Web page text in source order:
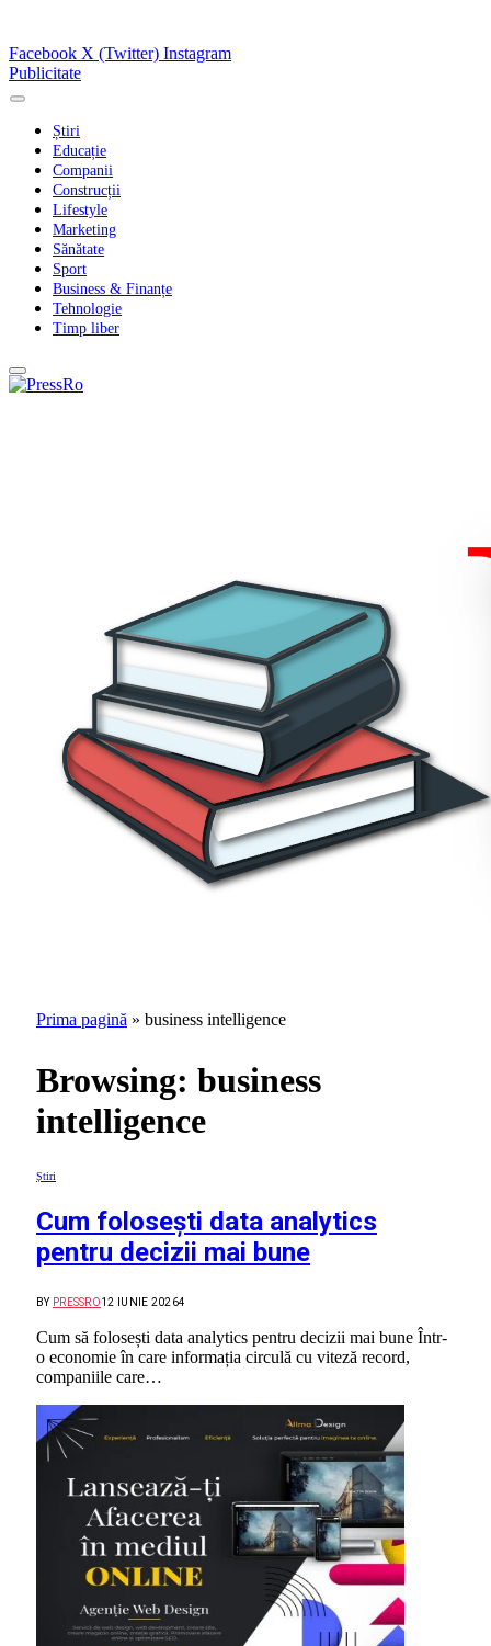
Facebook X (Twitter) Instagram
Publicitate
Știri
Educație
Companii
Construcții
Lifestyle
Marketing
Sănătate
Sport
Business & Finanțe
Tehnologie
Timp liber
Prima pagină » business intelligence
Browsing: business
intelligence
Știri
Cum folosești data analytics
pentru decizii mai bune
BY PRESSRO12 IUNIE 20264
Cum să folosești data analytics pentru decizii mai bune Într-
o economie în care informația circulă cu viteză record,
companiile care…